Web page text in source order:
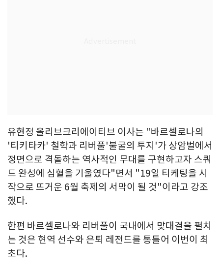
유현정 올리브크리에이티브 이사는 "바르셀로나의
'티키타카' 철학과 리버풀'불굴의 투지'가 상암벌에서
정면으로 격돌하는 역사적인 무대를 구현하고자 스쿼
드 완성에 심혈을 기울였다"면서 "19일 티케팅을 시
작으로 뜨거운 6월 축제의 서막이 될 것"이라고 강조
했다.
한편 바르셀로나와 리버풀이 국내에서 맞대결을 펼치
는 것은 현역 선수와 은퇴 레전드를 통틀어 이번이 최
초다.